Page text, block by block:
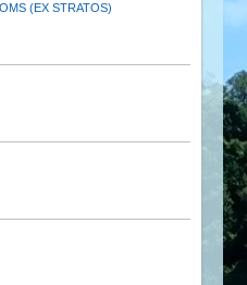
(EX STRATOS)